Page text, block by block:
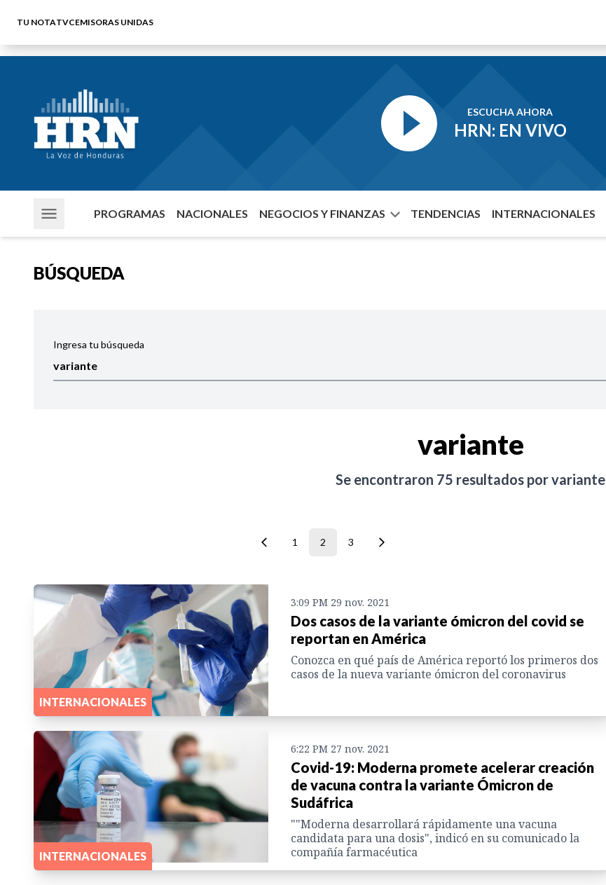
TU NOTATVCEMISORAS UNIDAS
ESCUCHA AHORA
HRN: EN VIVO
PROGRAMAS NACIONALES NEGOCIOS Y FINANZAS TENDENCIAS INTERNACIONALES
BÚSQUEDA
Ingresa tu búsqueda
variante
Se encontraron 75 resultados porvariante
1 2 3
INTERNACIONALES
3:09 PM 29 nov. 2021
Dos casos de la variante ómicron del covid se
reportan en América
Conozca en qué país de América reportó los primeros dos
casos de la nueva variante ómicron del coronavirus
INTERNACIONALES
6:22 PM 27 nov. 2021
Covid-19: Moderna promete acelerar creación
de vacuna contra la variante Ómicron de
Sudáfrica
""Moderna desarrollará rápidamente una vacuna
candidata para una dosis", indicó en su comunicado la
compañía farmacéutica